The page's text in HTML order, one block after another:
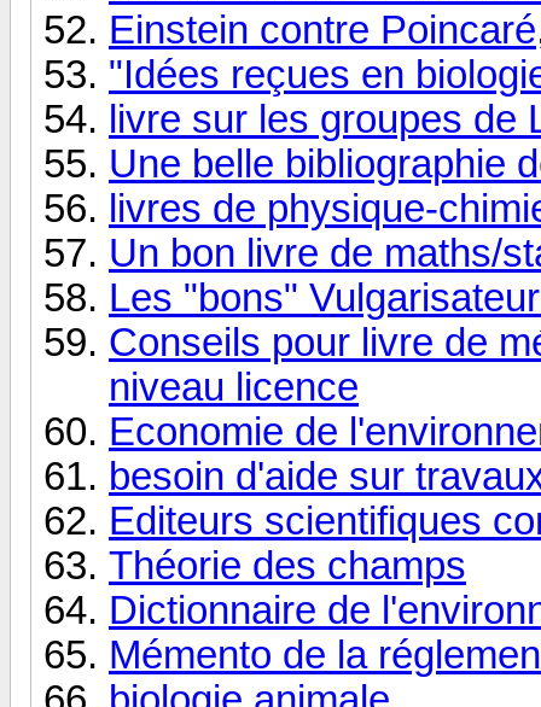
Einstein contre
"Idées reçues en
livre sur les groupes de
Une belle bibliographie
livres de physique-
Un bon livre de maths/
Les "bons"
Conseils pour livre de
niveau licence
Economie de
besoin d'aide sur
Editeurs scientifiques
Théorie des champs
Dictionnaire de
Mémento de la